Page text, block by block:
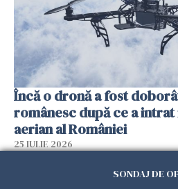
Încă o dronă a fost
românesc după ce a
aerian al României
25 IULIE 2026
SONDAJ DE